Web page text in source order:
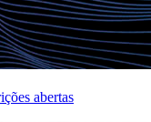
abertas